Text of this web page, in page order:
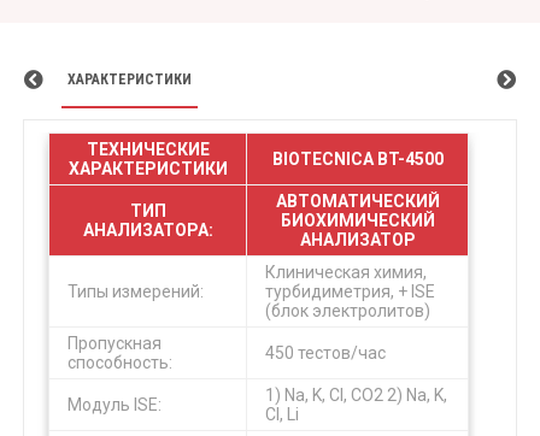
ХАРАКТЕРИСТИКИ
ТЕХНИЧЕСКИЕ
ХАРАКТЕРИСТИКИ
BIOTECNICA BT-4500
ТИП
АНАЛИЗАТОРА:
АВТОМАТИЧЕСКИЙ
БИОХИМИЧЕСКИЙ
АНАЛИЗАТОР
Типы измерений:
Клиническая химия,
турбидиметрия, + ISE
(блок электролитов)
Пропускная
способность:
450 тестов/час
Модуль ISE: 1) Na, K, Cl, CO2 2) Na, K,
Cl, Li